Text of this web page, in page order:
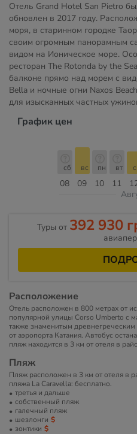
Отель Grand Hotel San Pietro
обновлен в 2017 году.
моря, в старинном городке
своим огромным панорамным
видом на Ионическое море.
ресторан The Rotonda by the
балконе прямо над морем с
Bella и ночные огни Naxos
для изысканных частных
График цен
08
сб
09
вс
10
пн
11
вт
Туры от 392 930
Расположение
Отель расположен в 800 метрах от
популярной улицы Corso Umberto с
также знаменитым древнегреческим
от аэропорта Катания. Автобус
пляж находится в 3 км от отеля в
Пляж
Пляж расположен в 3 км от отеля в
пляжа La Caravella: бесплатно.
третья и дальше
собственный пляж
галечный пляж
шезлонги
зонтики